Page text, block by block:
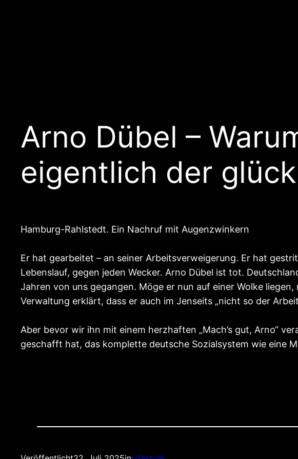
Arno Dübel –
eigentlich der
Hamburg-Rahlstedt. Ein Nachruf mit Augenzwinkern
Er hat gearbeitet – an seiner Arbeitsverweigerung. Er hat
Lebenslauf, gegen jeden Wecker. Arno Dübel ist tot.
Jahren von uns gegangen. Möge er nun auf einer Wolke
Verwaltung erklärt, dass er auch im Jenseits „nicht so der
Aber bevor wir ihn mit einem herzhaften „Mach’s gut, Arno“
geschafft hat, das komplette deutsche Sozialsystem wie eine